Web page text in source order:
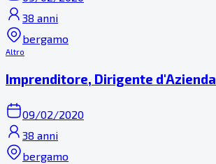
38 anni
bergamo
Altro
Imprenditore, Dirigente d'Azienda
09/02/2020
38 anni
bergamo